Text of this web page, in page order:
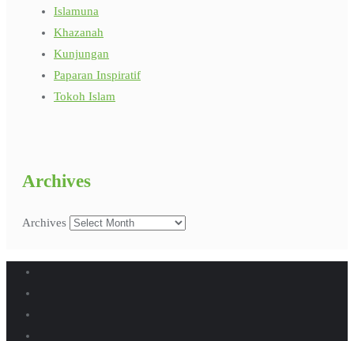
Islamuna
Khazanah
Kunjungan
Paparan Inspiratif
Tokoh Islam
Archives
Archives